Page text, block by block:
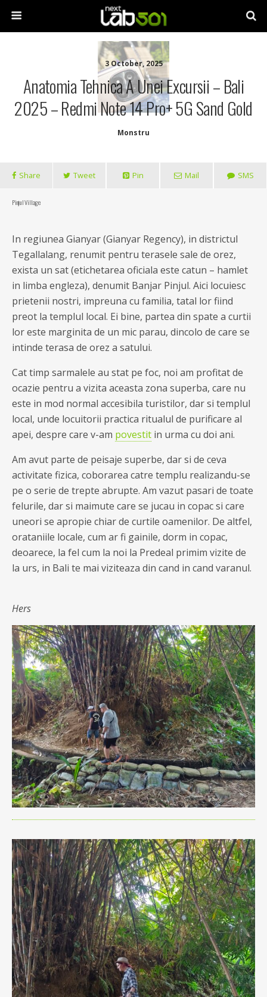
3 October, 2025
Anatomia Tehnica A Unei Excursii – Bali
2025 – Redmi Note 14 Pro+ 5G Sand Gold
Monstru
Share Tweet Pin Mail SMS
Pinjul Village
In regiunea Gianyar (Gianyar Regency), in districtul
Tegallalang, renumit pentru terasele sale de orez,
exista un sat (etichetarea oficiala este catun – hamlet
in limba engleza), denumit Banjar Pinjul. Aici locuiesc
prietenii nostri, impreuna cu familia, tatal lor fiind
preot la templul local. Ei bine, partea din spate a curtii
lor este marginita de un mic parau, dincolo de care se
intinde terasa de orez a satului.
Cat timp sarmalele au stat pe foc, noi am profitat de
ocazie pentru a vizita aceasta zona superba, care nu
este in mod normal accesibila turistilor, dar si templul
local, unde locuitorii practica ritualul de purificare al
apei, despre care v-am povestit in urma cu doi ani.
Am avut parte de peisaje superbe, dar si de ceva
activitate fizica, coborarea catre templu realizandu-se
pe o serie de trepte abrupte. Am vazut pasari de toate
felurile, dar si maimute care se jucau in copac si care
uneori se apropie chiar de curtile oamenilor. De altfel,
orataniile locale, cum ar fi gainile, dorm in copac,
deoarece, la fel cum la noi la Predeal primim vizite de
la urs, in Bali te mai viziteaza din cand in cand varanul.
Hers